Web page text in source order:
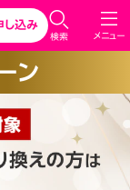
メニュー
検索
し込み
ン
C
l
s
e